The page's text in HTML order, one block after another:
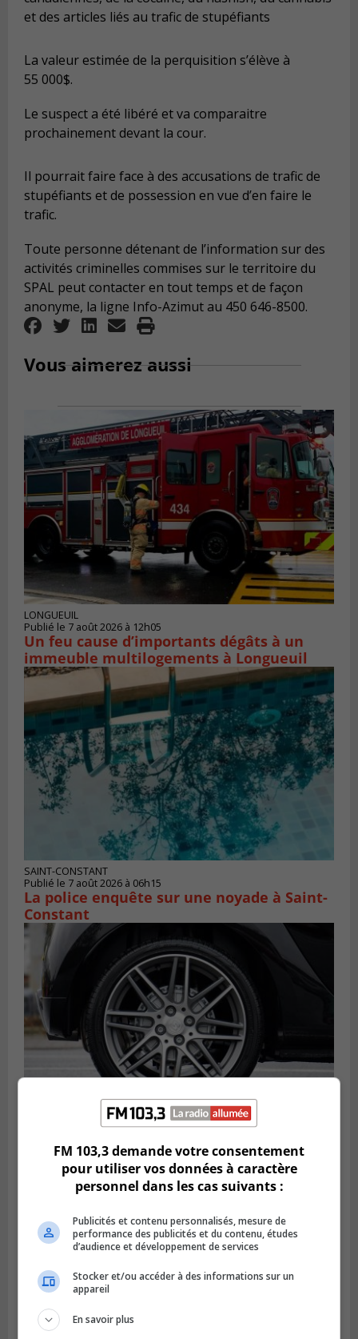
et des articles liés au trafic de stupéfiants
La valeur estimée de la perquisition s’élève à
55 000$.
Le suspect a été libéré et va comparaitre
prochainement devant la cour.
Il pourrait faire face à des accusations de trafic de
stupéfiants et de possession en vue d’en faire le
trafic.
Toute personne détenant de l’information sur des
activités criminelles commises sur le territoire du
SPAL peut contacter en tout temps et de façon
anonyme, la ligne Info-Azimut au 450 646-8500.
Vous aimerez aussi
LONGUEUIL
Publié le 7 août 2026 à 12h05
Un feu cause d’importants dégâts à un
immeuble multilogements à Longueuil
SAINT-CONSTANT
Publié le 7 août 2026 à 06h15
La police enquête sur une noyade à Saint-
Constant
Des jeunes ciblent la Montérégie pour
le Défi écrou de roue
FM 103,3 demande votre consentement
pour utiliser vos données à caractère
personnel dans les cas suivants :
Publicités et contenu personnalisés, mesure de
performance des publicités et du contenu, études
d’audience et développement de services
Stocker et/ou accéder à des informations sur un
appareil
En savoir plus